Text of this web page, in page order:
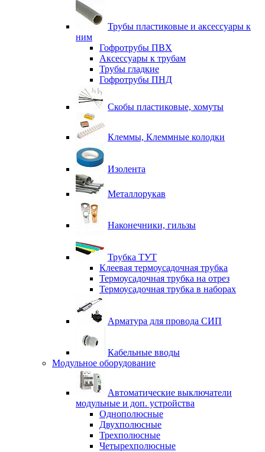
Трубы пластиковые и аксессуары к
ним
Гофротрубы ПВХ
Аксессуары к трубам
Трубы гладкие
Гофротрубы ПНД
Скобы пластиковые, хомуты
Клеммы, Клеммные колодки
Изолента
Металлорукав
Наконечники, гильзы
Трубка ТУТ
Клеевая термоусадочная трубка
Термоусадочная трубка на отрез
Термоусадочная трубка в наборах
Арматура для провода СИП
Кабельные вводы
Модульное оборудование
Автоматические выключатели
модульные и доп. устройства
Однополюсные
Двухполюсные
Трехполюсные
Четырехполюсные